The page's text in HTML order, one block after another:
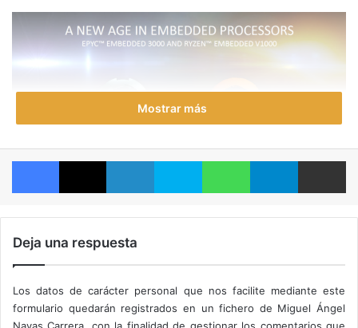
una variedad de nuevos mercados
dispositivos de red, almacenamiento e informática de
vanguardia, mientras queAMD Ryzen Embedded V1000
se enfoca en la imagenología médica, sistemas
Mostrar más
Facebook X LinkedIn Skype WhatsApp Telegram
Deja una respuesta
Los datos de carácter personal que nos facilite mediante este
formulario quedarán registrados en un fichero de Miguel Ángel